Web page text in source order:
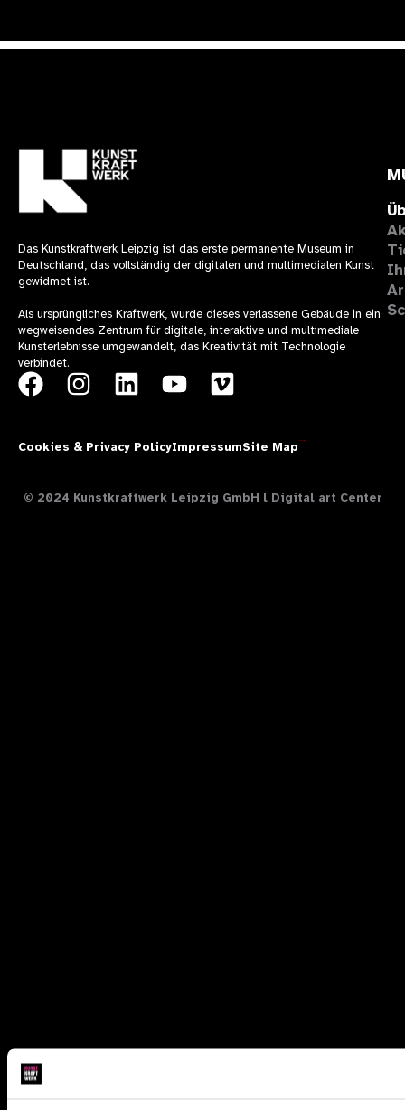
Das Kunstkraftwerk Leipzig ist das erste permanente Museum in
Deutschland, das vollständig der digitalen und multimedialen Kunst
gewidmet ist.
Als ursprüngliches Kraftwerk, wurde dieses verlassene Gebäude in ein
wegweisendes Zentrum für digitale, interaktive und multimediale
Kunsterlebnisse umgewandelt, das Kreativität mit Technologie
verbindet.
F
e
b
o
I
s
t
g
L
k
e
d
Y
t
b
V
e
Cookies & Privacy PolicyImpressumSite Map
© 2024 Kunstkraftwerk Leipzig GmbH l Digital art Center